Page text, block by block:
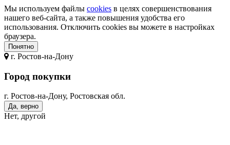
Мы используем файлы cookies в целях совершенствования
нашего веб-сайта, а также повышения удобства его
использования. Отключить cookies вы можете в настройках
браузера.
Понятно
г. Ростов-на-Дону
Город покупки
г. Ростов-на-Дону, Ростовская обл.
Да, верно
Нет, другой